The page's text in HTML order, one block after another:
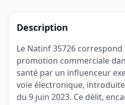
Description
Le Natinf 35726 correspond
promotion commerciale
santé par un influenceur
voie électronique, introduite
du 9 juin 2023. Ce délit,